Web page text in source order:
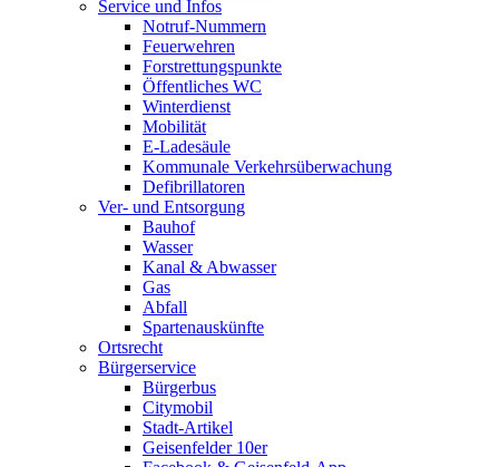
Service und Infos
Notruf-Nummern
Feuerwehren
Forstrettungspunkte
Öffentliches WC
Winterdienst
Mobilität
E-Ladesäule
Kommunale Verkehrsüberwachung
Defibrillatoren
Ver- und Entsorgung
Bauhof
Wasser
Kanal & Abwasser
Gas
Abfall
Spartenauskünfte
Ortsrecht
Bürgerservice
Bürgerbus
Citymobil
Stadt-Artikel
Geisenfelder 10er